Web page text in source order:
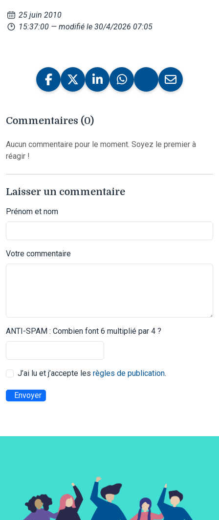
25 juin 2010
15:37:00 — modifié le 30/4/2026 07:05
Commentaires (0)
Aucun commentaire pour le moment. Soyez le premier à
réagir !
Laisser un commentaire
Prénom et nom
Votre commentaire
ANTI-SPAM : Combien font 6 multiplié par 4 ?
J’ai lu et j’accepte les règles de publication.
Envoyer